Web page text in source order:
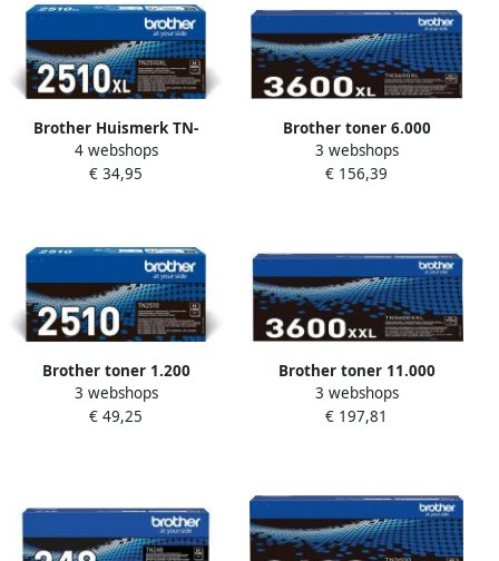
Brother Huismerk TN-
2510XL Toner Zwart Hoge
Capaciteit
4 webshops
€ 34,95
Brother toner 6.000
pagina&apos;s OEM TN-
3600XL zwart
3 webshops
€ 156,39
Brother toner 1.200
pagina&apos;s OEM TN-
2510 zwart
3 webshops
€ 49,25
Brother toner 11.000
pagina&apos;s OEM TN-
3600XXL zwart
3 webshops
€ 197,81